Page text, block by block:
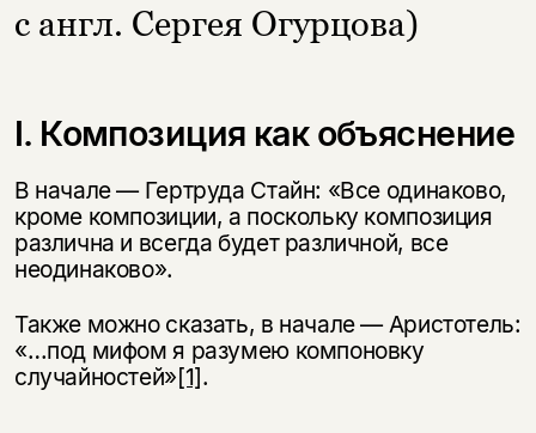
с англ. Сергея Огурцова)
I. Композиция как объяснение
В начале — Гертруда Стайн: «Все одинаково,
кроме композиции, а поскольку композиция
различна и всегда будет различной, все
неодинаково».
Также можно сказать, в начале — Аристотель:
«…под мифом я разумею компоновку
случайностей»[1].